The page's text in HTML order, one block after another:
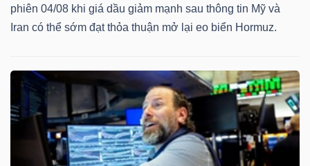
phiên 04/08 khi giá dầu giảm mạnh sau thông tin Mỹ và
Iran có thể sớm đạt thỏa thuận mở lại eo biển Hormuz.